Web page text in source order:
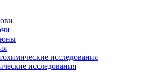
исследования
исследования